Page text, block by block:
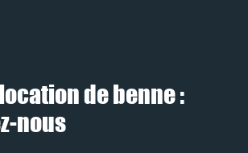
de benne :
nous